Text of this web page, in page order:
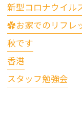
新型コロナウイル
✿お家でのリフレ
秋です
香港
スタッフ勉強会